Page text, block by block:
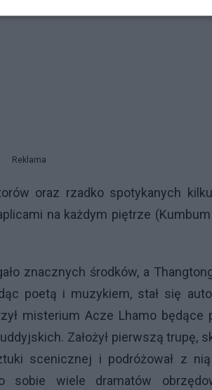
Reklama
oraz rzadko spotykanych
na każdym piętrze
znacznych środków, a
poetą i muzykiem, stał się
misterium Acze Lhamo będące
Założył pierwszą trupę,
scenicznej i podróżował z
sobie wiele dramatów